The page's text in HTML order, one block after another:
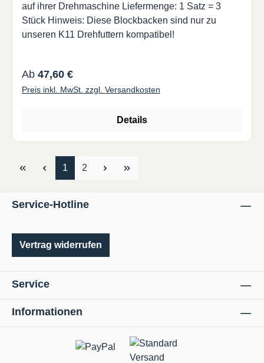
auf ihrer Drehmaschine Liefermenge: 1 Satz = 3
Stück Hinweis: Diese Blockbacken sind nur zu
unseren K11 Drehfuttern kompatibel!
Regulärer Preis:
Ab 47,60 €
Preis inkl. MwSt. zzgl. Versandkosten
Details
Seite
1 Seite
2
Service-Hotline
Vertrag widerrufen
Service
Informationen